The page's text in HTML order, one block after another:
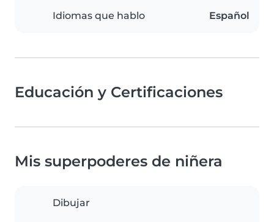
Idiomas que hablo Español
Educación y Certificaciones
Mis superpoderes de niñera
Dibujar